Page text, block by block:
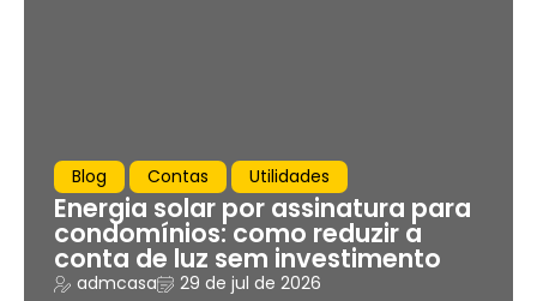
Blog Contas Utilidades
Energia solar por assinatura para
condomínios: como reduzir a
conta de luz sem investimento
admcasa 29 de jul de 2026